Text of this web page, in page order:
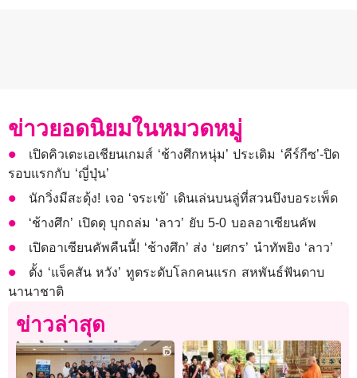
ข่าวยอดนิยมในหมวดหมู่
เปิดคิวเตะเอเชียนเกมส์ ‘ช้างศึกหนุ่ม’ ประเดิม ‘คีร์กีซ’-ปิด
รอบแรกกับ ‘ญี่ปุ่น’
นักวิ่งมีสะดุ้ง! เจอ ‘จระเข้’ เดินเล่นบนลู่ที่สวนบึงบอระเพ็ด
‘ช้างศึก’ เปิดดุ บุกถล่ม ‘ลาว’ ยับ 5-0 บอลอาเซียนคัพ
เปิดอาเซียนคัพคืนนี้! ‘ช้างศึก’ ส่ง ‘ยศกร’ นำทัพยิง ‘ลาว’
ตั้ง ‘แจ็คสัน หวัง’ ทูตระดับโลกคนแรก สหพันธ์ฟันดาบ
นานาชาติ
ข่าวล่าสุด